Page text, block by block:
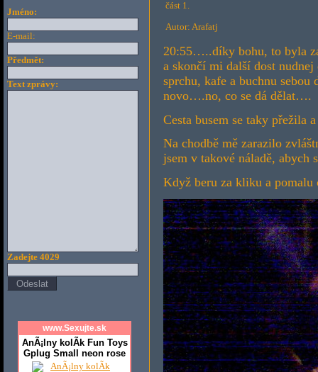
část 1.
Autor: Arafatj
20:55…..díky bohu, to byla
a skončí mi další dost
sprchu, kafe a buchnu sebou
novo….no, co se dá dělat….
Cesta busem se taky přežila
Na chodbě mě zarazilo
jsem v takové náladě, abych
Když beru za kliku a pomalu
Jméno:
E-mail:
Předmět:
Text zprávy:
Zadejte 4029
www.Sexujte.sk
AnÃ¡lny kolÃ­k Fun Toys
Gplug Small neon rose